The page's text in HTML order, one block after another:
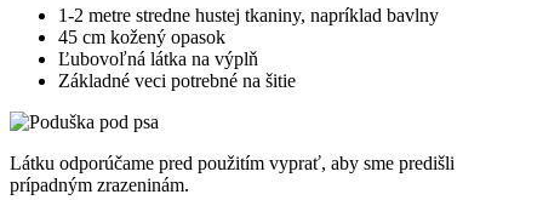
1-2 metre stredne hustej tkaniny, napríklad bavlny
45 cm kožený opasok
Ľubovoľná látka na výplň
Základné veci potrebné na šitie
Látku odporúčame pred použitím vyprať, aby sme predišli
prípadným zrazeninám.